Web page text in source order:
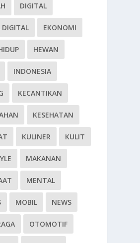
DIGITAL
DIGITAL EKONOMI
HEWAN
INDONESIA
KECANTIKAN
KESEHATAN
KULINER KULIT
MAKANAN
MENTAL
MOBIL NEWS
OTOMOTIF